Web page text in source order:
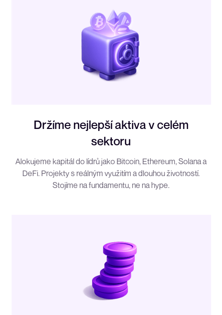
Držíme nejlepší aktiva v celém
sektoru
Alokujeme kapitál do lídrů jako Bitcoin, Ethereum, Solana a
DeFi. Projekty s reálným využitím a dlouhou životností.
Stojíme na fundamentu, ne na hype.